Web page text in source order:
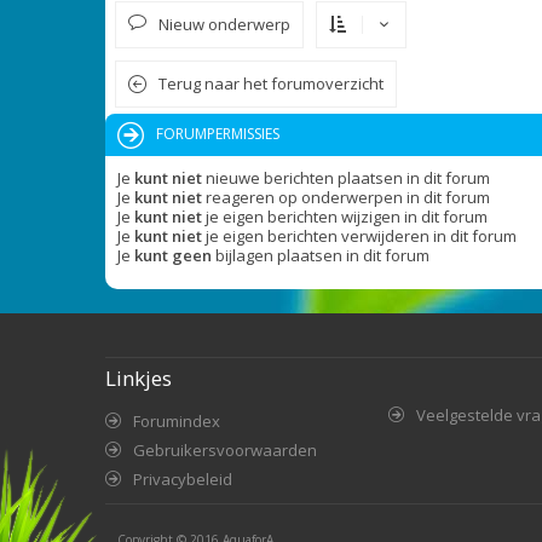
Nieuw onderwerp
Terug naar het forumoverzicht
FORUMPERMISSIES
Je kunt nietnieuwe berichten plaatsen in dit forum
Je kunt nietreageren op onderwerpen in dit forum
Je kunt nietje eigen berichten wijzigen in dit forum
Je kunt nietje eigen berichten verwijderen in dit forum
Je kunt geen bijlagen plaatsen in dit forum
Linkjes
Forumindex
Gebruikersvoorwaarden
Privacybeleid
Veelgestelde